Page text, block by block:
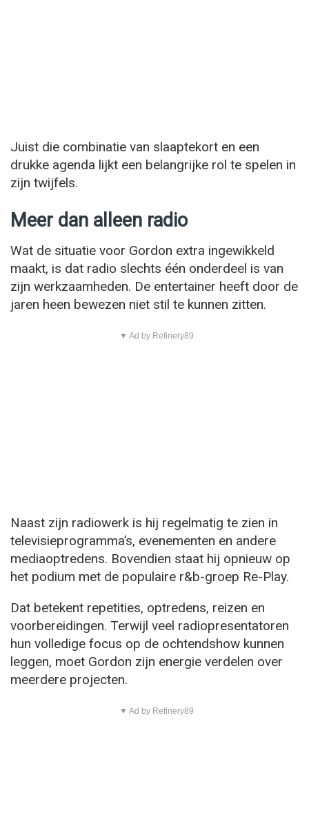
Juist die combinatie van slaaptekort en een
drukke agenda lijkt een belangrijke rol te spelen in
zijn twijfels.
Meer dan alleen radio
Wat de situatie voor Gordon extra ingewikkeld
maakt, is dat radio slechts één onderdeel is van
zijn werkzaamheden. De entertainer heeft door de
jaren heen bewezen niet stil te kunnen zitten.
▼ Ad by Refinery89
Naast zijn radiowerk is hij regelmatig te zien in
televisieprogramma’s, evenementen en andere
mediaoptredens. Bovendien staat hij opnieuw op
het podium met de populaire r&b-groep Re-Play.
Dat betekent repetities, optredens, reizen en
voorbereidingen. Terwijl veel radiopresentatoren
hun volledige focus op de ochtendshow kunnen
leggen, moet Gordon zijn energie verdelen over
meerdere projecten.
▼ Ad by Refinery89